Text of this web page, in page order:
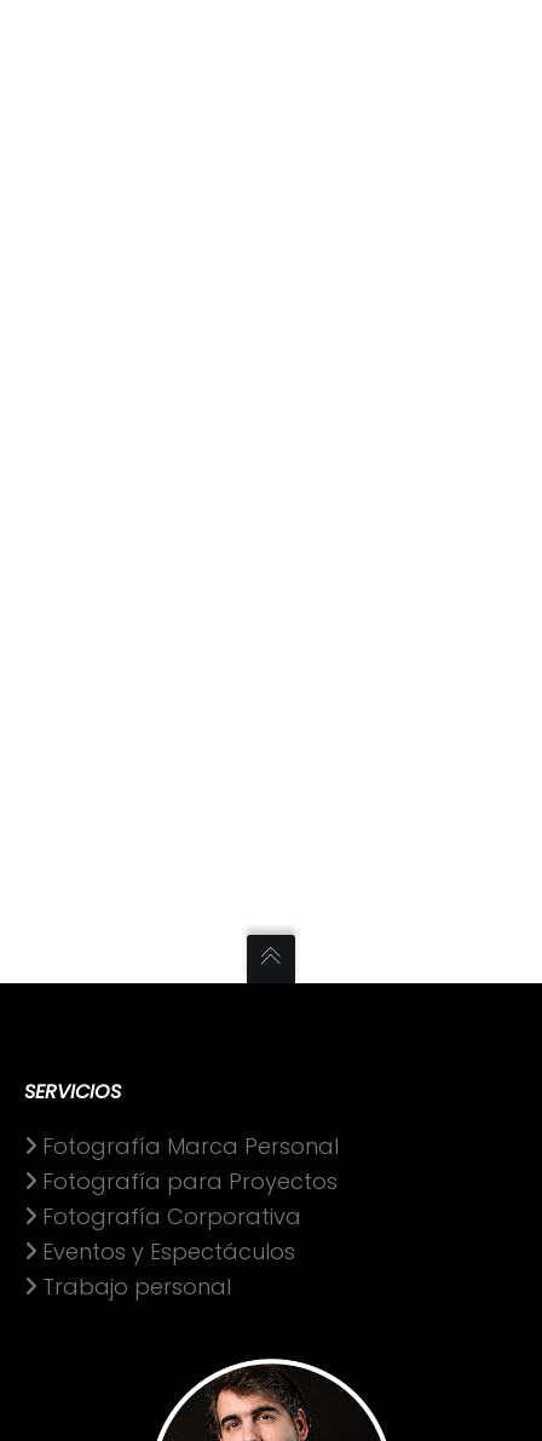
SERVICIOS
Fotografía Marca Personal
Fotografía para Proyectos
Fotografía Corporativa
Eventos y Espectáculos
Trabajo personal